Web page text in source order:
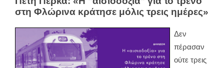
στη Φλώρινα κράτησε μόλις τρεις ημέρες»
Δεν
πέρασαν
ούτε τρεις